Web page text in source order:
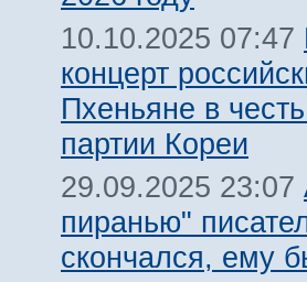
10.10.2025 07:47
концерт
Пхеньяне в
партии Кореи
29.09.2025 23:07
пиранью"
скончался, ему